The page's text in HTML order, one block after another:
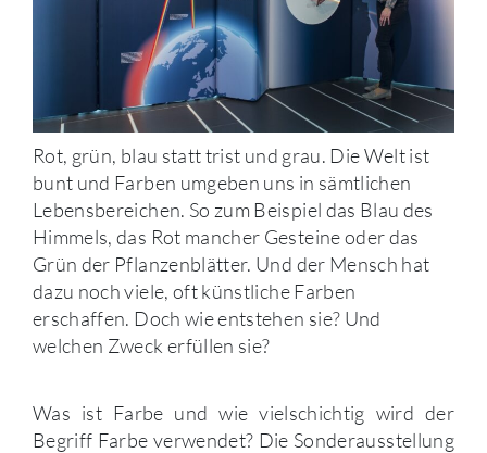
Rot, grün, blau statt trist und grau. Die Welt ist
bunt und Farben umgeben uns in sämtlichen
Lebensbereichen. So zum Beispiel das Blau des
Himmels, das Rot mancher Gesteine oder das
Grün der Pflanzenblätter. Und der Mensch hat
dazu noch viele, oft künstliche Farben
erschaffen. Doch wie entstehen sie? Und
welchen Zweck erfüllen sie?
Was ist Farbe und wie vielschichtig wird der
Begriff Farbe verwendet? Die Sonderausstellung